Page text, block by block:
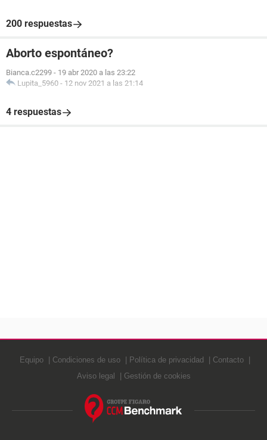
200 respuestas
Aborto espontáneo?
Bianca.c2299 - 19 abr 2020 a las 23:22
Lupita_5960 - 12 nov 2021 a las 21:14
4 respuestas
Equipo Condiciones de uso Política de privacidad
Contacto
Aviso legal
Gestión de cookies